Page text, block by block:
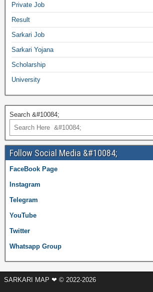
Private Job
Result
Sarkari Job
Sarkari Yojana
Scholarship
University
Search &#10084;
Follow Social Media &#10084;
FaceBook Page
Instagram
Telegram
YouTube
Twitter
Whatsapp Group
SARKARI MAP ❤ © 2022-2026